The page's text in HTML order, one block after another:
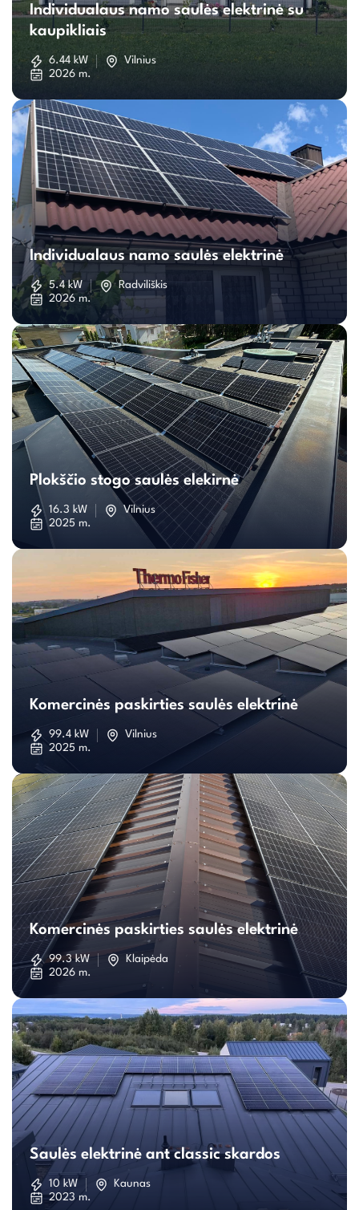
namo
saulės
kaupikliais
Individualaus namo saulės elektrinė su
kaupikliais
6.44 kW
Vilnius
2026 m.
Individualaus
namo
saulės
Individualaus namo saulės elektrinė
5.4 kW
Radviliškis
2026 m.
Plokščio
stogo
saulės
elekirnė
Plokščio stogo saulės elekirnė
16.3 kW
Vilnius
2025 m.
Komercinės
paskirties
saulės
elektrinė
Komercinės paskirties saulės elektrinė
99.4 kW
Vilnius
2025 m.
Komercinės
paskirties
saulės
Komercinės paskirties saulės elektrinė
99.3 kW
Klaipėda
2026 m.
Saulės
elektrinė
Saulės elektrinė ant classic skardos
10 kW
Kaunas
2023 m.